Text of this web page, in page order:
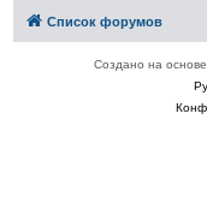
Список форумов
Создано на основе